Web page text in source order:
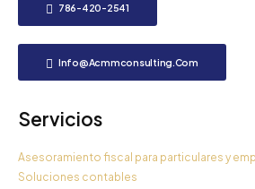
786-420-2541
Info@acmmconsulting.com
Servicios
Asesoramiento fiscal para particulares y
Soluciones contables